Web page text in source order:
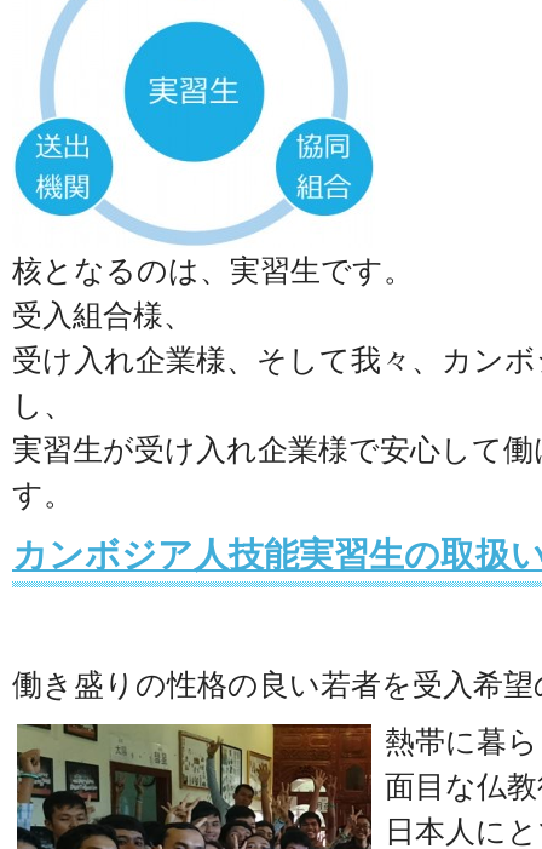
核となるのは、実習生です。
受入組合様、
受け入れ企業様、そして我々、カン
し、
実習生が受け入れ企業様で安心して
す。
カンボジア人技能実習生の取扱
働き盛りの性格の良い若者を受入希
熱帯に暮
面目な仏
日本人に